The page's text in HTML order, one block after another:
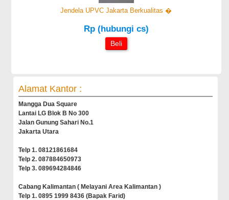
Jendela UPVC Jakarta Berkualitas �
Rp (hubungi cs)
Beli
Alamat Kantor :
Mangga Dua Square
Lantai LG Blok B No 300
Jalan Gunung Sahari No.1
Jakarta Utara
Telp 1. 08121861684
Telp 2. 087884650973
Telp 3. 089694284846
Cabang Kalimantan ( Melayani Area Kalimantan )
Telp 1. 0895 1999 8436 (Bapak Farid)